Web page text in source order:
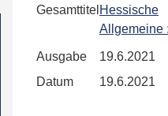
Gesamttitel Hessische
Allgemeine
Ausgabe
19.6.2021
Datum
19.6.2021